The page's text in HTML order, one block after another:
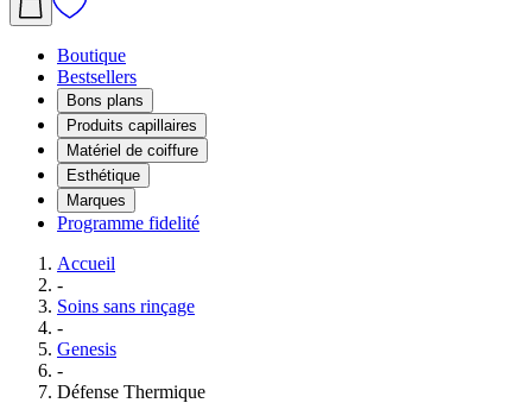
Boutique
Bestsellers
Bons plans
Produits capillaires
Matériel de coiffure
Esthétique
Marques
Programme fidelité
Accueil
-
Soins sans rinçage
-
Genesis
-
Défense Thermique